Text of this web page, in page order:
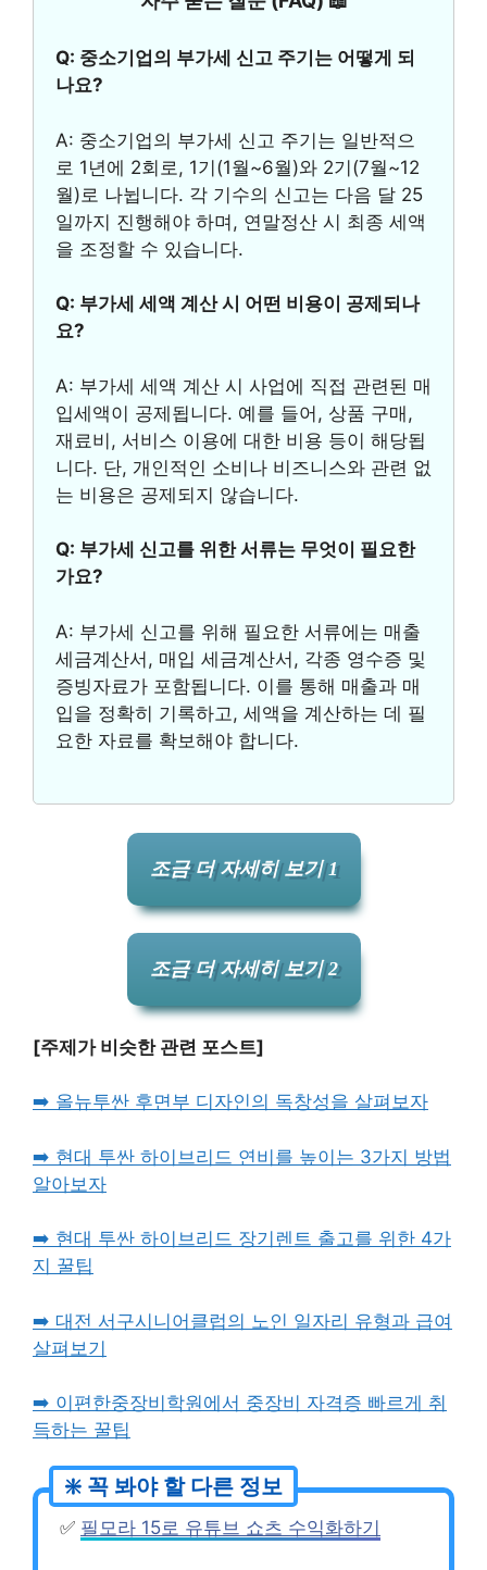
Q: 중소기업의 부가세 신고 주기는 어떻게 되
나요?
A: 중소기업의 부가세 신고 주기는 일반적으
로 1년에 2회로, 1기(1월~6월)와 2기(7월~12
월)로 나뉩니다. 각 기수의 신고는 다음 달 25
일까지 진행해야 하며, 연말정산 시 최종 세액
을 조정할 수 있습니다.
Q: 부가세 세액 계산 시 어떤 비용이 공제되나
요?
A: 부가세 세액 계산 시 사업에 직접 관련된 매
입세액이 공제됩니다. 예를 들어, 상품 구매,
재료비, 서비스 이용에 대한 비용 등이 해당됩
니다. 단, 개인적인 소비나 비즈니스와 관련 없
는 비용은 공제되지 않습니다.
Q: 부가세 신고를 위한 서류는 무엇이 필요한
가요?
A: 부가세 신고를 위해 필요한 서류에는 매출
세금계산서, 매입 세금계산서, 각종 영수증 및
증빙자료가 포함됩니다. 이를 통해 매출과 매
입을 정확히 기록하고, 세액을 계산하는 데 필
요한 자료를 확보해야 합니다.
조금 더 자세히 보기 1
조금 더 자세히 보기 2
[주제가 비슷한 관련 포스트]
➡️ 올뉴투싼 후면부 디자인의 독창성을 살펴보자
➡️ 현대 투싼 하이브리드 연비를 높이는 3가지 방법
알아보자
➡️ 현대 투싼 하이브리드 장기렌트 출고를 위한 4가
지 꿀팁
➡️ 대전 서구시니어클럽의 노인 일자리 유형과 급여
살펴보기
➡️ 이편한중장비학원에서 중장비 자격증 빠르게 취
득하는 꿀팁
✅ 필모라 15로 유튜브 쇼츠 수익화하기